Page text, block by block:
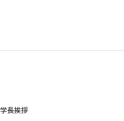
学長挨拶